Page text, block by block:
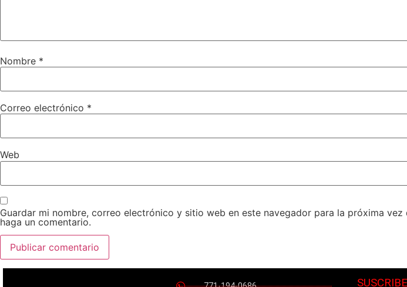
Nombre *
Correo electrónico *
Web
Guardar mi nombre, correo electrónico y sitio web en este navegador para la próxima vez
haga un comentario.